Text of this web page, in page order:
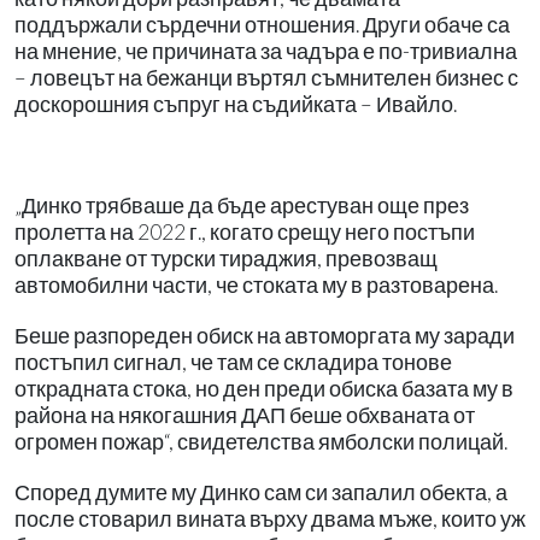
поддържали сърдечни отношения. Други обаче са
на мнение, че причината за чадъра е по-тривиална
– ловецът на бежанци въртял съмнителен бизнес с
доскорошния съпруг на съдийката – Ивайло.
„Динко трябваше да бъде арестуван още през
пролетта на 2022 г., когато срещу него постъпи
оплакване от турски тираджия, превозващ
автомобилни части, че стоката му в разтоварена.
Беше разпореден обиск на автоморгата му заради
постъпил сигнал, че там се складира тонове
открадната стока, но ден преди обиска базата му в
района на някогашния ДАП беше обхваната от
огромен пожар“, свидетелства ямболски полицай.
Според думите му Динко сам си запалил обекта, а
после стоварил вината върху двама мъже, които уж